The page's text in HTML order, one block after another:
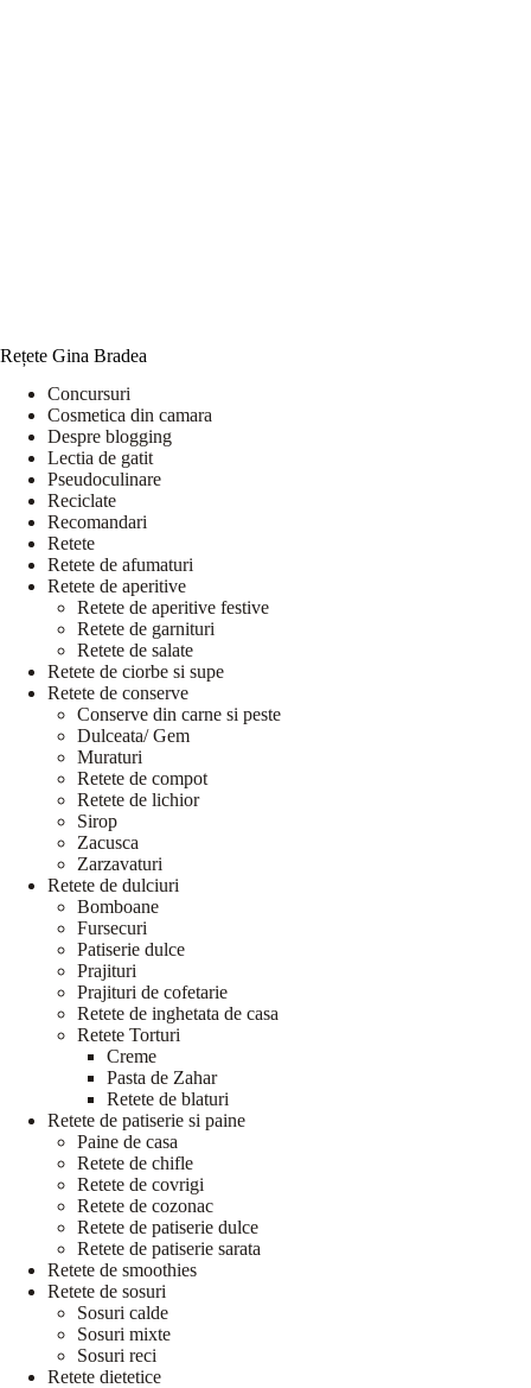
Rețete Gina Bradea
Concursuri
Cosmetica din camara
Despre blogging
Lectia de gatit
Pseudoculinare
Reciclate
Recomandari
Retete
Retete de afumaturi
Retete de aperitive
Retete de aperitive festive
Retete de garnituri
Retete de salate
Retete de ciorbe si supe
Retete de conserve
Conserve din carne si peste
Dulceata/ Gem
Muraturi
Retete de compot
Retete de lichior
Sirop
Zacusca
Zarzavaturi
Retete de dulciuri
Bomboane
Fursecuri
Patiserie dulce
Prajituri
Prajituri de cofetarie
Retete de inghetata de casa
Retete Torturi
Creme
Pasta de Zahar
Retete de blaturi
Retete de patiserie si paine
Paine de casa
Retete de chifle
Retete de covrigi
Retete de cozonac
Retete de patiserie dulce
Retete de patiserie sarata
Retete de smoothies
Retete de sosuri
Sosuri calde
Sosuri mixte
Sosuri reci
Retete dietetice